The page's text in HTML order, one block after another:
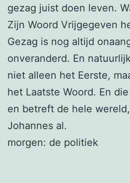
gezag juist doen leven.
Zijn Woord Vrijgegeven
Gezag is nog altijd
onveranderd. En
niet alleen het Eerste,
het Laatste Woord. En
en betreft de hele
Johannes al.
morgen: de politiek